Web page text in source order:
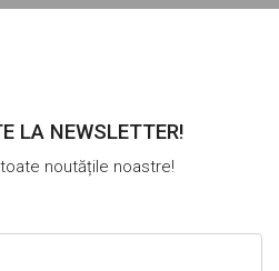
LA NEWSLETTER!
noutățile noastre!